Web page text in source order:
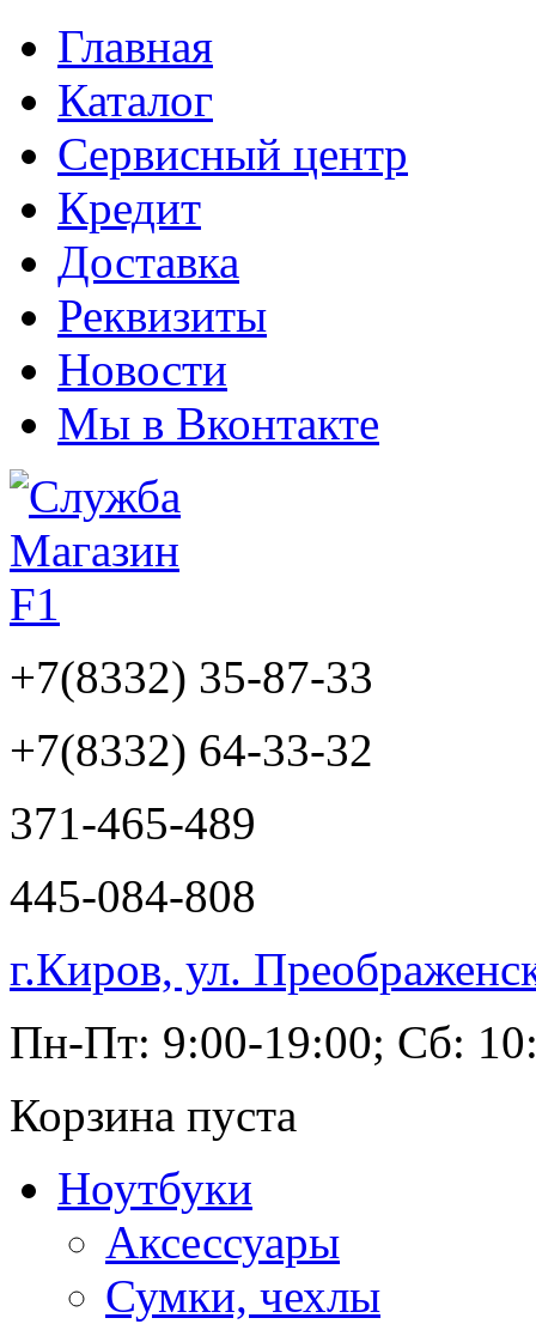
Главная
Каталог
Сервисный центр
Кредит
Доставка
Реквизиты
Новости
Мы в Вконтакте
+7(8332) 35-87-33
+7(8332) 64-33-32
371-465-489
445-084-808
г.Киров, ул.
Пн-Пт: 9:00-19:00; Сб:
Корзина пуста
Ноутбуки
Аксессуары
Сумки, чехлы